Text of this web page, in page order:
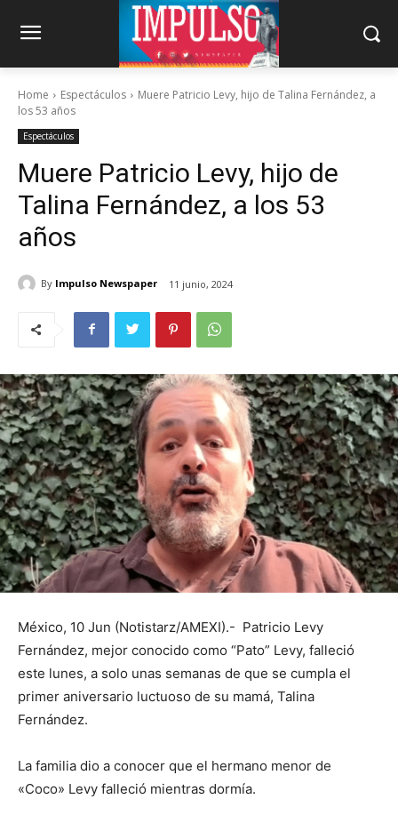
Home Espectáculos
Muere Patricio Levy, hijo de Talina Fernández, a
los 53 años
Espectáculos
Muere Patricio Levy, hijo de
Talina Fernández, a los 53
años
By Impulso Newspaper 11 junio, 2024
México, 10 Jun (Notistarz/AMEXI).- Patricio Levy
Fernández, mejor conocido como “Pato” Levy, falleció
este lunes, a solo unas semanas de que se cumpla el
primer aniversario luctuoso de su mamá, Talina
Fernández.
La familia dio a conocer que el hermano menor de
«Coco» Levy falleció mientras dormía.